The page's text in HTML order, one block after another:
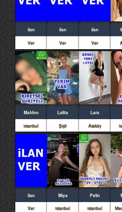
ilan
Ver
ilan
Ver
ilan
Ver
Mahfen
istanbul
Lolita
Şişli
Lara
Ataköy
ilan
Ver
Miya
istanbul
Pelin
istanbul